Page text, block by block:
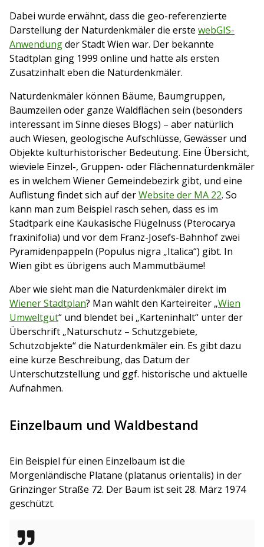
Dabei wurde erwähnt, dass die geo-referenzierte
Darstellung der Naturdenkmäler die erste webGIS-
Anwendungder Stadt Wien war. Der bekannte
Stadtplan ging 1999 online und hatte als ersten
Zusatzinhalt eben die Naturdenkmäler.
Naturdenkmäler können Bäume, Baumgruppen,
Baumzeilen oder ganze Waldflächen sein (besonders
interessant im Sinne dieses Blogs) – aber natürlich
auch Wiesen, geologische Aufschlüsse, Gewässer und
Objekte kulturhistorischer Bedeutung. Eine Übersicht,
wieviele Einzel-, Gruppen- oder Flächennaturdenkmäler
es in welchem Wiener Gemeindebezirk gibt, und eine
Auflistung findet sich auf derWebsite der MA 22. So
kann man zum Beispiel rasch sehen, dass es im
Stadtpark eine Kaukasische Flügelnuss (Pterocarya
fraxinifolia) und vor dem Franz-Josefs-Bahnhof zwei
Pyramidenpappeln (Populus nigra „Italica“) gibt. In
Wien gibt es übrigens auch Mammutbäume!
Aber wie sieht man die Naturdenkmäler direkt im
Wiener Stadtplan? Man wählt den Karteireiter „Wien
Umweltgut“ und blendet bei „Karteninhalt“ unter der
Überschrift „Naturschutz – Schutzgebiete,
Schutzobjekte“ die Naturdenkmäler ein. Es gibt dazu
eine kurze Beschreibung, das Datum der
Unterschutzstellung und ggf. historische und aktuelle
Aufnahmen.
Einzelbaum und Waldbestand
Ein Beispiel für einen Einzelbaum ist die
Morgenländische Platane (platanus orientalis) in der
Grinzinger Straße 72. Der Baum ist seit 28. März 1974
geschützt.